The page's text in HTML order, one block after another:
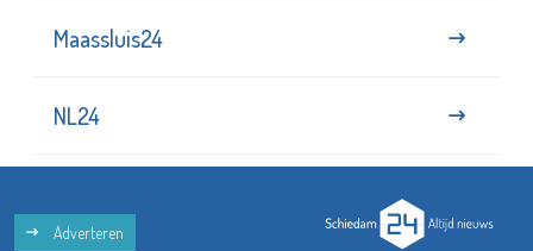
Maassluis24
NL24
Adverteren